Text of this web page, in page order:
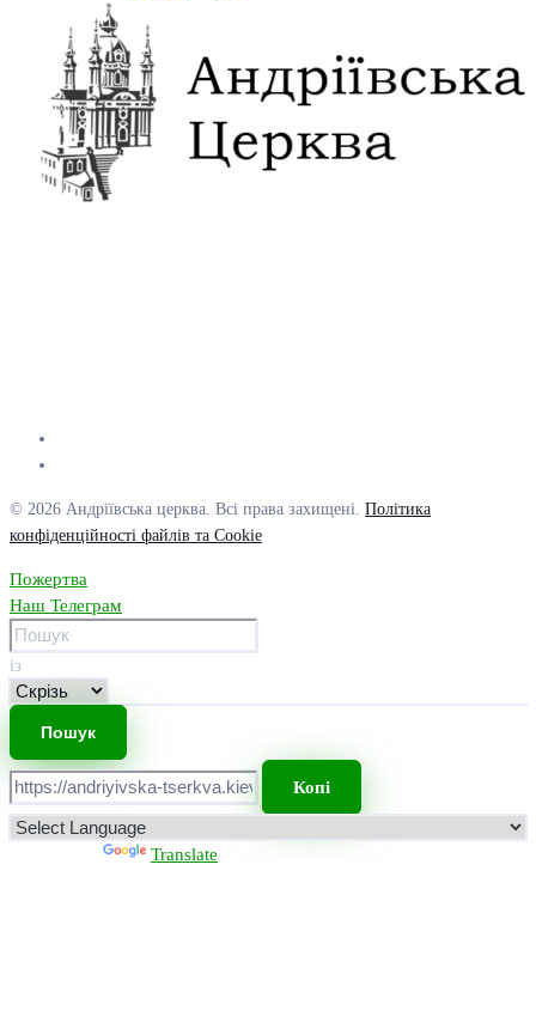
© 2026 Андріївська церква. Всі права захищені. Політика
конфіденційності файлів та Cookie
Пожертва
Наш Телеграм
із
Копі
Translate